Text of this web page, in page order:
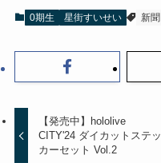
0期生 星街すいせい 新聞
【発売中】hololive
CITY'24 ダイカットステッ
カーセット Vol.2